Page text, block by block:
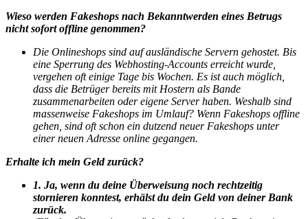
Wieso werden Fakeshops nach Bekanntwerden eines Betrugs
nicht sofort offline genommen?
Die Onlineshops sind auf ausländische Servern gehostet. Bis
eine Sperrung des Webhosting-Accounts erreicht wurde,
vergehen oft einige Tage bis Wochen. Es ist auch möglich,
dass die Betrüger bereits mit Hostern als Bande
zusammenarbeiten oder eigene Server haben. Weshalb sind
massenweise Fakeshops im Umlauf? Wenn Fakeshops offline
gehen, sind oft schon ein dutzend neuer Fakeshops unter
einer neuen Adresse online gegangen.
Erhalte ich mein Geld zurück?
1. Ja, wenn du deine Überweisung noch rechtzeitig
stornieren konntest, erhälst du dein Geld von deiner Bank
zurück.